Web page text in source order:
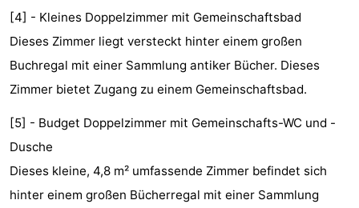
Denkmäler
-
Kirchen
-
Aussichtspunkte
Attraktionen
-
Experiences
Dörfer
[4] - Kleines Doppelzimmer mit Gemeinschaftsbad
Dieses Zimmer liegt versteckt hinter einem großen
Buchregal mit einer Sammlung antiker Bücher. Dieses
Zimmer bietet Zugang zu einem Gemeinschaftsbad.
[5] - Budget Doppelzimmer mit Gemeinschafts-WC und -
Dusche
Dieses kleine, 4,8 m² umfassende Zimmer befindet sich
hinter einem großen Bücherregal mit einer Sammlung